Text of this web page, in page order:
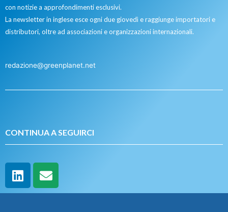
con notizie a approfondimenti esclusivi.
La newsletter in inglese esce ogni due giovedì e raggiunge importatori e
distributori, oltre ad associazioni e organizzazioni internazionali.
redazione@greenplanet.net
CONTINUA A SEGUIRCI